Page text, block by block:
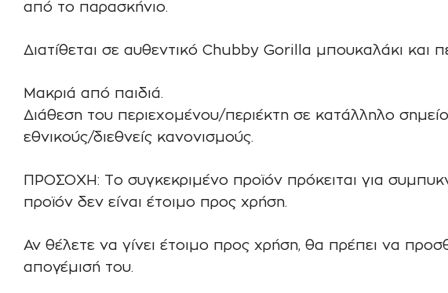
από το παρασκήνιο.
Διατίθεται σε αυθεντικό Chubby Gorilla μπουκαλάκι και
Μακριά από παιδιά.
Διάθεση του περιεχομένου/περιέκτη σε κατάλληλο
εθνικούς/διεθνείς κανονισμούς.
ΠΡΟΣΟΧΗ: Το συγκεκριμένο προϊόν πρόκειται για
προϊόν δεν είναι έτοιμο προς χρήση.
Αν θέλετε να γίνει έτοιμο προς χρήση, θα πρέπει να
απογέμισή του.